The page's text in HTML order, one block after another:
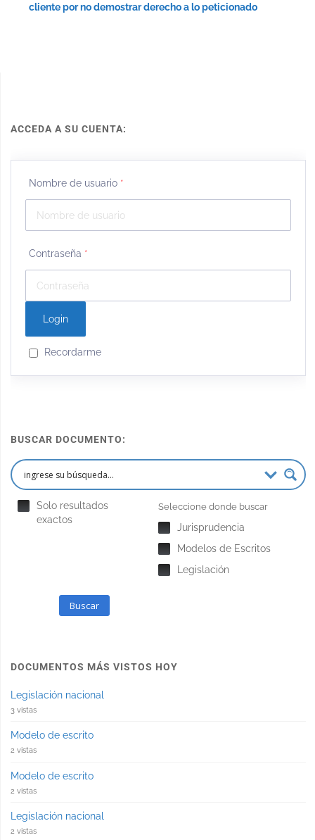
cliente por no demostrar derecho a lo peticionado
ACCEDA A SU CUENTA:
Nombre de usuario *
Contraseña *
Recordarme
BUSCAR DOCUMENTO:
Solo resultados
exactos
Seleccione donde buscar
Jurisprudencia
Modelos de Escritos
Legislación
Buscar
DOCUMENTOS MÁS VISTOS HOY
Legislación nacional
3 vistas
Modelo de escrito
2 vistas
Modelo de escrito
2 vistas
Legislación nacional
2 vistas